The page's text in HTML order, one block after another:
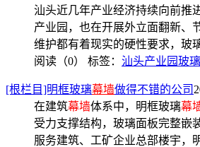
汕头近几年产业经济持续向前推
产业园，也在开展外立面翻新、
维护都有着现实的硬性要求，玻
阅读（0） 标签： 汕头产业园玻
[根栏目]明框玻璃幕墙做得不错的公司
在建筑幕墙体系中，明框玻璃幕
受力支撑结构，玻璃面板完整嵌
服务建筑、工矿企业总部楼宇，